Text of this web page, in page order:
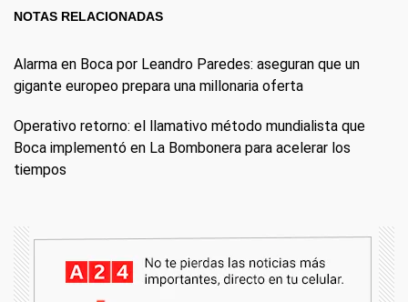
NOTAS RELACIONADAS
Alarma en Boca por Leandro Paredes: aseguran que un
gigante europeo prepara una millonaria oferta
Operativo retorno: el llamativo método mundialista que
Boca implementó en La Bombonera para acelerar los
tiempos